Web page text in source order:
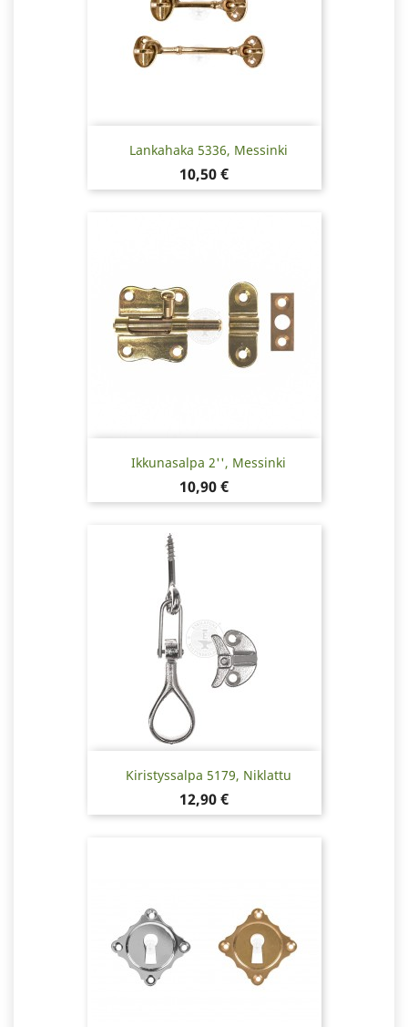
Lankahaka 5336, Messinki
Hinta
10,50 €
Ikkunasalpa 2'', Messinki
Hinta
10,90 €
Kiristyssalpa 5179, Niklattu
Hinta
12,90 €